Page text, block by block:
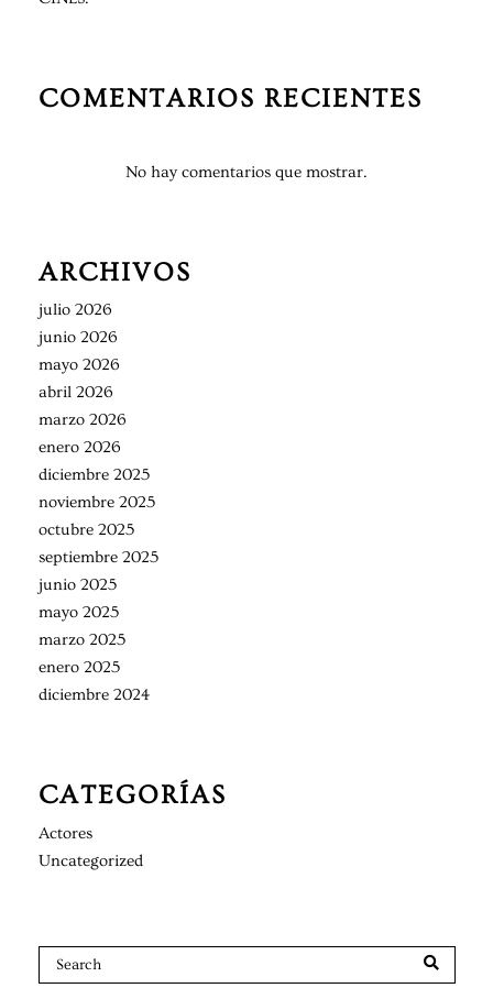
COMENTARIOS RECIENTES
No hay comentarios que mostrar.
ARCHIVOS
julio 2026
junio 2026
mayo 2026
abril 2026
marzo 2026
enero 2026
diciembre 2025
noviembre 2025
octubre 2025
septiembre 2025
junio 2025
mayo 2025
marzo 2025
enero 2025
diciembre 2024
CATEGORÍAS
Actores
Uncategorized